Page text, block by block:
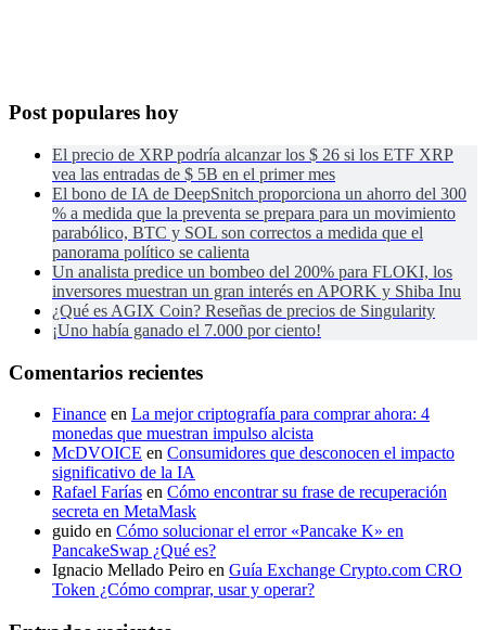
Post populares hoy
El precio de XRP podría alcanzar los $ 26 si los ETF XRP
vea las entradas de $ 5B en el primer mes
El bono de IA de DeepSnitch proporciona un ahorro del 300
% a medida que la preventa se prepara para un movimiento
parabólico, BTC y SOL son correctos a medida que el
panorama político se calienta
Un analista predice un bombeo del 200% para FLOKI, los
inversores muestran un gran interés en APORK y Shiba Inu
¿Qué es AGIX Coin? Reseñas de precios de Singularity
¡Uno había ganado el 7.000 por ciento!
Comentarios recientes
Finance en La mejor criptografía para comprar ahora: 4
monedas que muestran impulso alcista
McDVOICE en Consumidores que desconocen el impacto
significativo de la IA
Rafael Farías en Cómo encontrar su frase de recuperación
secreta en MetaMask
guido en Cómo solucionar el error «Pancake K» en
PancakeSwap ¿Qué es?
Ignacio Mellado Peiro en Guía Exchange Crypto.com CRO
Token ¿Cómo comprar, usar y operar?